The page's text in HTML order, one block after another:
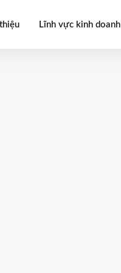
Lĩnh vực kinh doanh